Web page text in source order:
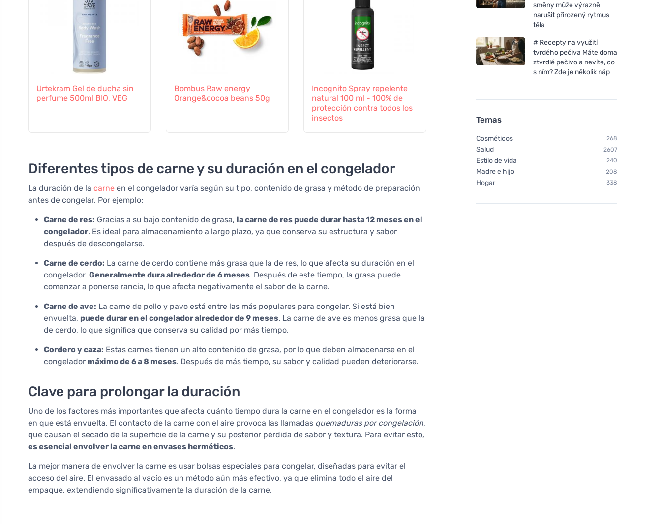
Urtekram Gel de ducha sin
perfume 500ml BIO, VEG
Bombus Raw energy
Orange&cocoa beans 50g
Incognito Spray repelente
natural 100 ml - 100% de
protección contra todos los
insectos
peanut&cocolate 50g
beans 50g
Diferentes tipos de carne y su duración en el congelador
La duración de la carne en el congelador varía según su tipo, contenido de grasa y método de preparación
antes de congelar. Por ejemplo:
Carne de res: Gracias a su bajo contenido de grasa, la carne de res puede durar hasta 12 meses en el
congelador. Es ideal para almacenamiento a largo plazo, ya que conserva su estructura y sabor
después de descongelarse.
Carne de cerdo: La carne de cerdo contiene más grasa que la de res, lo que afecta su duración en el
congelador. Generalmente dura alrededor de 6 meses. Después de este tiempo, la grasa puede
comenzar a ponerse rancia, lo que afecta negativamente el sabor de la carne.
Carne de ave: La carne de pollo y pavo está entre las más populares para congelar. Si está bien
envuelta, puede durar en el congelador alrededor de 9 meses. La carne de ave es menos grasa que la
de cerdo, lo que significa que conserva su calidad por más tiempo.
Cordero y caza: Estas carnes tienen un alto contenido de grasa, por lo que deben almacenarse en el
congelador máximo de 6 a 8 meses. Después de más tiempo, su sabor y calidad pueden deteriorarse.
Clave para prolongar la duración
Uno de los factores más importantes que afecta cuánto tiempo dura la carne en el congelador es la forma
en que está envuelta. El contacto de la carne con el aire provoca las llamadas quemaduras por congelación,
que causan el secado de la superficie de la carne y su posterior pérdida de sabor y textura. Para evitar esto,
es esencial envolver la carne en envases herméticos.
La mejor manera de envolver la carne es usar bolsas especiales para congelar, diseñadas para evitar el
acceso del aire. El envasado al vacío es un método aún más efectivo, ya que elimina todo el aire del
empaque, extendiendo significativamente la duración de la carne.
směny může výrazně
narušit přirozený rytmus
těla
# Recepty na využití
tvrdého pečiva Máte doma
ztvrdlé pečivo a nevíte, co
s ním? Zde je několik náp
Temas
Cosméticos 268
Salud 2607
Estilo de vida 240
Madre e hijo 208
Hogar 338